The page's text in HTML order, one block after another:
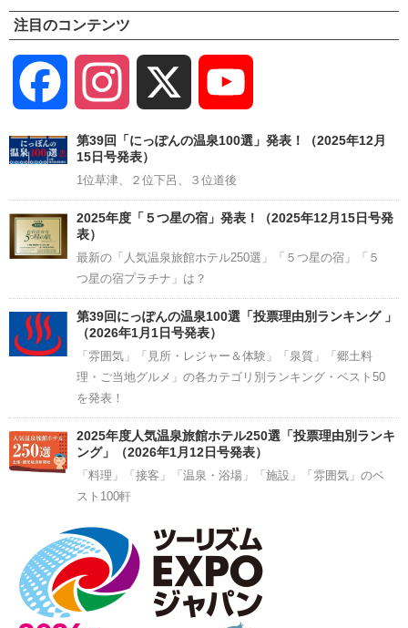
注目のコンテンツ
Facebook Instagram
Channel
第39回「にっぽんの温泉100選」発表！（2025年12月
15日号発表）
1位草津、２位下呂、３位道後
2025年度「５つ星の宿」発表！（2025年12月15日号発
表）
最新の「人気温泉旅館ホテル250選」「５つ星の宿」「５
つ星の宿プラチナ」は？
第39回にっぽんの温泉100選「投票理由別ランキング 」
（2026年1月1日号発表）
「雰囲気」「見所・レジャー＆体験」「泉質」「郷土料
理・ご当地グルメ」の各カテゴリ別ランキング・ベスト50
を発表！
2025年度人気温泉旅館ホテル250選「投票理由別ランキ
ング」（2026年1月12日号発表）
「料理」「接客」「温泉・浴場」「施設」「雰囲気」のベ
スト100軒